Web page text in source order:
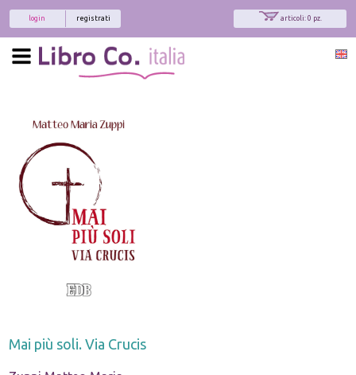
articoli: 0 pz.
registrati
login
Mai più soli. Via Crucis